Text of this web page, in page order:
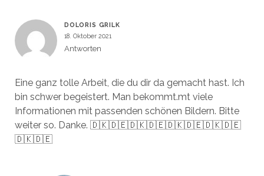
DOLORIS GRILK
18. Oktober 2021
Antworten
Eine ganz tolle Arbeit, die du dir da gemacht hast. Ich
bin schwer begeistert. Man bekommt.mt viele
Informationen mit passenden schönen Bildern. Bitte
weiter so. Danke. 🇩🇰🇩🇪🇩🇰🇩🇪🇩🇰🇩🇪🇩🇰🇩🇪
🇩🇰🇩🇪